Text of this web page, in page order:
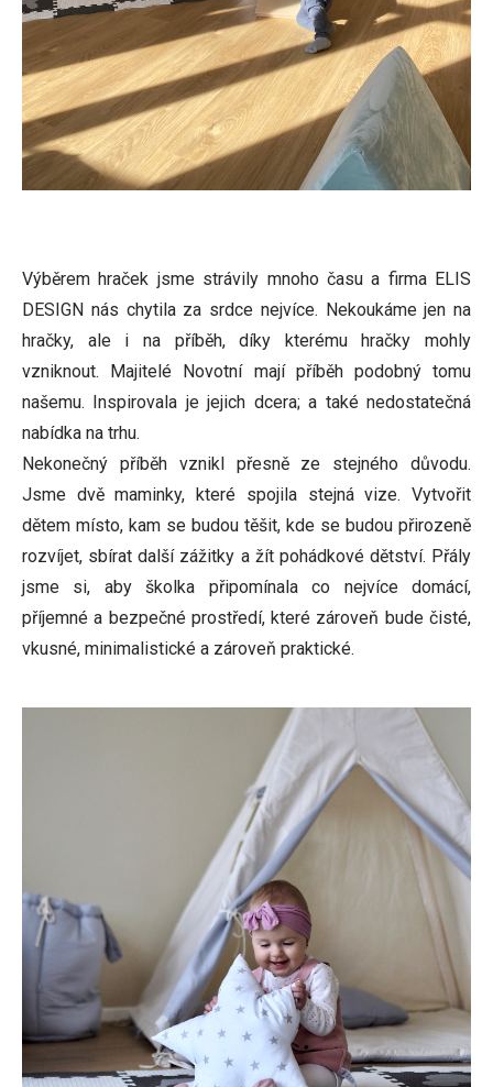
Výběrem hraček jsme strávily mnoho času a firma ELIS
DESIGN nás chytila za srdce nejvíce. Nekoukáme jen na
hračky, ale i na příběh, díky kterému hračky mohly
vzniknout. Majitelé Novotní mají příběh podobný tomu
našemu. Inspirovala je jejich dcera; a také nedostatečná
nabídka na trhu.
Nekonečný příběh vznikl přesně ze stejného důvodu.
Jsme dvě maminky, které spojila stejná vize. Vytvořit
dětem místo, kam se budou těšit, kde se budou přirozeně
rozvíjet, sbírat další zážitky a žít pohádkové dětství. Přály
jsme si, aby školka připomínala co nejvíce domácí,
příjemné a bezpečné prostředí, které zároveň bude čisté,
vkusné, minimalistické a zároveň praktické.